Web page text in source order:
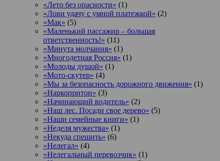
«Лето без опасности» (1)
«Лови удачу с умной платежкой» (2)
«Мак» (5)
«Маленький пассажир – большая
ответственность!» (11)
«Минута молчания» (1)
«Многодетная Россия» (1)
«Молоды душой» (1)
«Мото-скутер» (4)
«Мы за безопасность дорожного движения» (1)
«Наркопритон» (3)
«Начинающий водитель» (2)
«Наш лес. Посади свое дерево» (5)
«Наши семейные книги» (1)
«Неделя мужества» (1)
«Некуда спешить» (6)
«Нелегал» (4)
«Нелегальный перевозчик» (1)